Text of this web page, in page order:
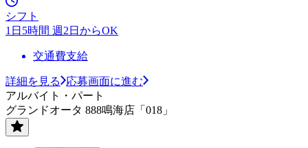
シフト
1日5時間 週2日からOK
交通費支給
詳細を見る
応募画面に進む
アルバイト・パート
グランドオータ 888鳴海店「018」